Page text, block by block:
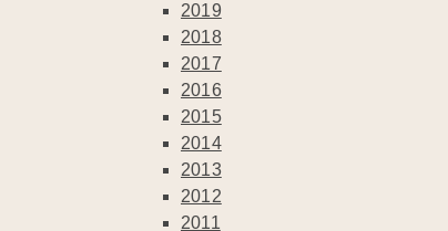
2019
2018
2017
2016
2015
2014
2013
2012
2011